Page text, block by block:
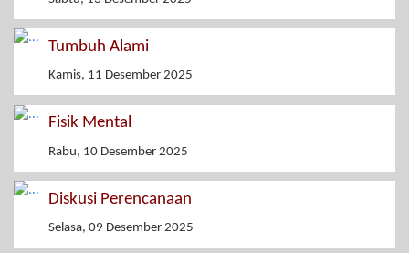
Tumbuh Alami
Kamis, 11 Desember 2025
Fisik Mental
Rabu, 10 Desember 2025
Diskusi Perencanaan
Selasa, 09 Desember 2025